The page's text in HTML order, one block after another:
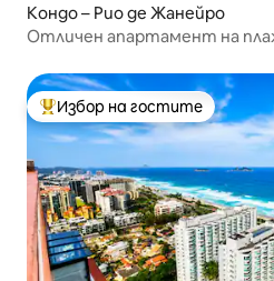
Кондо – Рио де Жанейро
Отличен апартамент на
Най-популярен избор на
Избор на гостите